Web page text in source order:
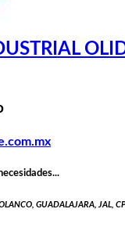
GUADALAJARA, JAL,